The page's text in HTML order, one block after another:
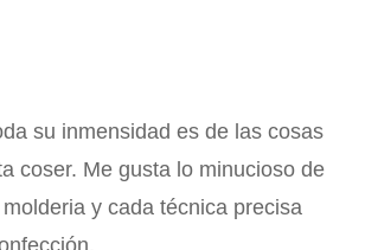
su inmensidad es de las cosas
coser. Me gusta lo minucioso de
y cada técnica precisa